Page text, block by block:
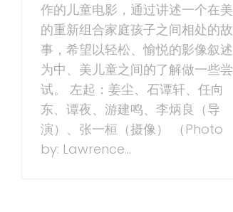
作的儿童电影，通过讲述一个在美
的重新组合家庭孩子之间相处的故
事，希望以轻松、愉悦的影像叙述
为中、美儿童之间的了解做一些尝
试。 左起：姜尘、石谭轩、任向
东、谭夜、游建鸣、李炳良（导
演）、张一桓（摄像） （Photo
by: Lawrence...